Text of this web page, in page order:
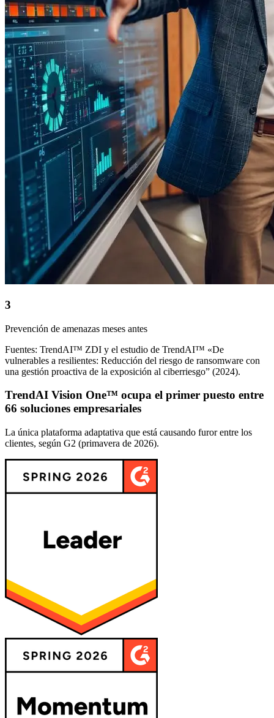
3
Prevención de amenazas meses antes
Fuentes: TrendAI™ ZDI y el estudio de TrendAI™ «De
vulnerables a resilientes: Reducción del riesgo de ransomware con
una gestión proactiva de la exposición al ciberriesgo” (2024).
TrendAI Vision One™ ocupa el primer puesto entre
66 soluciones empresariales
La única plataforma adaptativa que está causando furor entre los
clientes, según G2 (primavera de 2026).